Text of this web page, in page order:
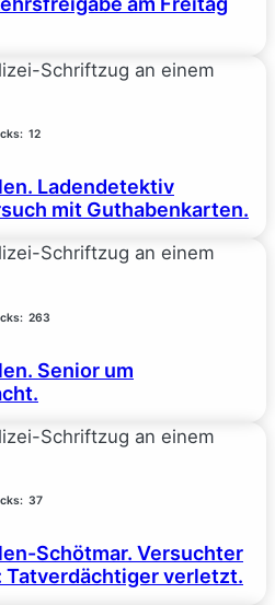
12
Ladendetektiv
mit Guthabenkarten.
263
Senior um
37
Schötmar. Versuchter
Tatverdächtiger verletzt.